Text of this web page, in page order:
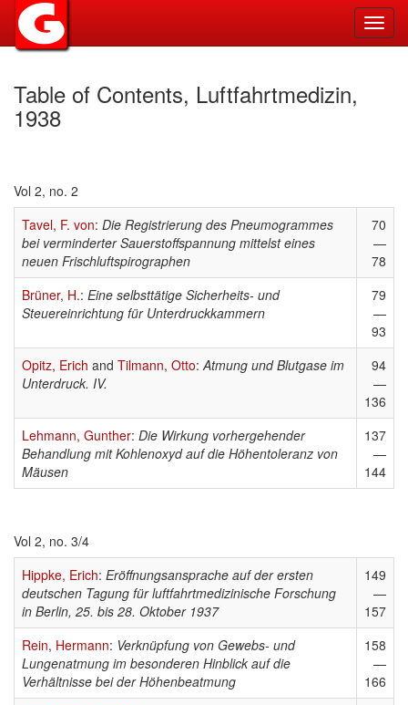
Table of Contents, Luftfahrtmedizin,
1938
Vol 2, no. 2
Tavel, F. von: Die Registrierung des Pneumogrammes
bei verminderter Sauerstoffspannung mittelst eines
neuen Frischluftspirographen
70
—
78
Brüner, H.: Eine selbsttätige Sicherheits- und
Steuereinrichtung für Unterdruckkammern
79
—
93
Opitz, Erich and Tilmann, Otto:Atmung und Blutgase im
Unterdruck. IV.
94
—
136
Lehmann, Gunther: Die Wirkung vorhergehender
Behandlung mit Kohlenoxyd auf die Höhentoleranz von
Mäusen
137
—
144
Vol 2, no. 3/4
Hippke, Erich: Eröffnungsansprache auf der ersten
deutschen Tagung für luftfahrtmedizinische Forschung
in Berlin, 25. bis 28. Oktober 1937
149
—
157
Rein, Hermann: Verknüpfung von Gewebs- und
Lungenatmung im besonderen Hinblick auf die
Verhältnisse bei der Höhenbeatmung
158
—
166